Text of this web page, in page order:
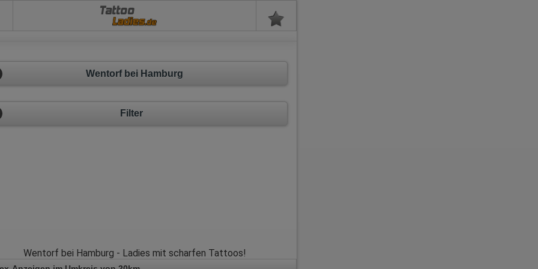
Tattoo
Wentorf bei Hamburg
Filter
Wentorf bei Hamburg - Ladies mit scharfen Tattoos!